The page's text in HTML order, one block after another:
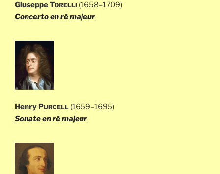
Giuseppe TORELLI (1658–1709)
Concerto en ré majeur
Henry PURCELL (1659–1695)
Sonate en ré majeur